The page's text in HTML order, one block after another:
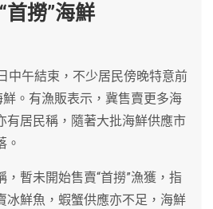
首撈”海鮮
中午結束，不少居民傍晚特意前
鮮。有漁販表示，冀售賣更多海
有居民稱，隨著大批海鮮供應市
。
暫未開始售賣“首撈”漁獲，指
冰鮮魚，蝦蟹供應亦不足，海鮮